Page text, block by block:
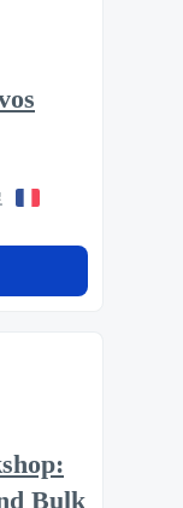
Bulk